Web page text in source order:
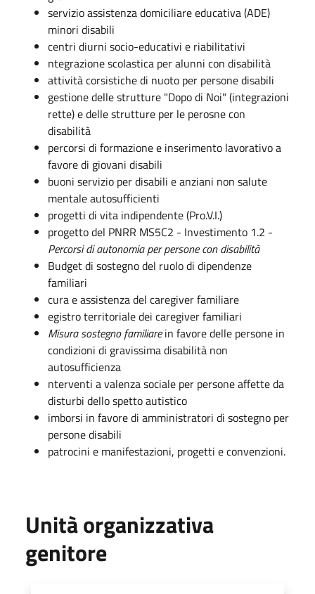
servizio assistenza domiciliare educativa (ADE)
minori disabili
centri diurni socio-educativi e riabilitativi
ntegrazione scolastica per alunni con disabilità
attività corsistiche di nuoto per persone disabili
gestione delle strutture "Dopo di Noi" (integrazioni
rette) e delle strutture per le perosne con
disabilità
percorsi di formazione e inserimento lavorativo a
favore di giovani disabili
buoni servizio per disabili e anziani non salute
mentale autosufficienti
progetti di vita indipendente (Pro.V.I.)
progetto del PNRR MS5C2 - Investimento 1.2 -
Percorsi di autonomia per persone con disabilità
Budget di sostegno del ruolo di dipendenze
familiari
cura e assistenza del caregiver familiare
egistro territoriale dei caregiver familiari
Misura sostegno familiarein favore delle persone in
condizioni di gravissima disabilità non
autosufficienza
nterventi a valenza sociale per persone affette da
disturbi dello spetto autistico
imborsi in favore di amministratori di sostegno per
persone disabili
patrocini e manifestazioni, progetti e convenzioni.
Unità organizzativa
genitore